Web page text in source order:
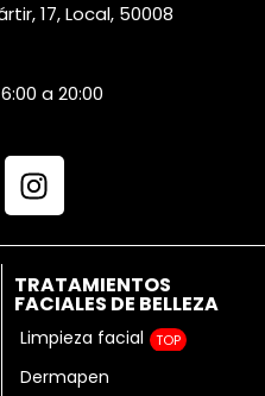
17, Local, 50008
a 20:00
TRATAMIENTOS
FACIALES DE BELLEZA
Limpieza facial TOP
Dermapen